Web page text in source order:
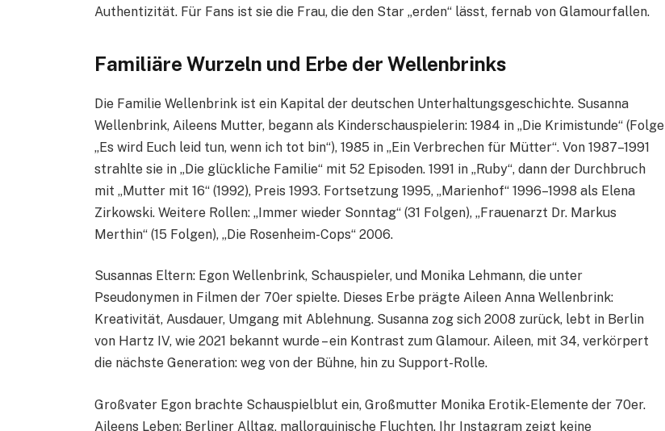
Authentizität. Für Fans ist sie die Frau, die den Star „erden“ lässt, fernab von Glamourfallen.
Familiäre Wurzeln und Erbe der Wellenbrinks
Die Familie Wellenbrink ist ein Kapital der deutschen Unterhaltungsgeschichte. Susanna
Wellenbrink, Aileens Mutter, begann als Kinderschauspielerin: 1984 in „Die Krimistunde“ (Folge
„Es wird Euch leid tun, wenn ich tot bin“), 1985 in „Ein Verbrechen für Mütter“. Von 1987–1991
strahlte sie in „Die glückliche Familie“ mit 52 Episoden. 1991 in „Ruby“, dann der Durchbruch
mit „Mutter mit 16“ (1992), Preis 1993. Fortsetzung 1995, „Marienhof“ 1996–1998 als Elena
Zirkowski. Weitere Rollen: „Immer wieder Sonntag“ (31 Folgen), „Frauenarzt Dr. Markus
Merthin“ (15 Folgen), „Die Rosenheim-Cops“ 2006.
Susannas Eltern: Egon Wellenbrink, Schauspieler, und Monika Lehmann, die unter
Pseudonymen in Filmen der 70er spielte. Dieses Erbe prägte Aileen Anna Wellenbrink:
Kreativität, Ausdauer, Umgang mit Ablehnung. Susanna zog sich 2008 zurück, lebt in Berlin
von Hartz IV, wie 2021 bekannt wurde – ein Kontrast zum Glamour. Aileen, mit 34, verkörpert
die nächste Generation: weg von der Bühne, hin zu Support-Rolle.
Großvater Egon brachte Schauspielblut ein, Großmutter Monika Erotik-Elemente der 70er.
Aileens Leben: Berliner Alltag, mallorquinische Fluchten. Ihr Instagram zeigt keine